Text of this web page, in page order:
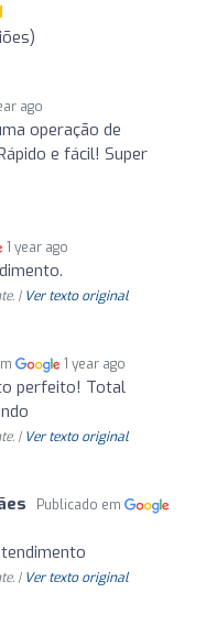
ago
operação de
e fácil! Super
1 year ago
| Ver texto original
1 year ago
perfeito! Total
| Ver texto original
Publicado em
| Ver texto original